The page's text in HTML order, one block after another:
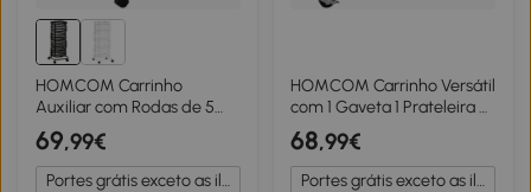
HOMCOM Carrinho
Auxiliar com Rodas de 5
Níveis com 4 Cestas de
Armazenamento Rotativas
a 270° 33x33x77 cm Preto
69,99€
Portes grátis exceto as ilhas
HOMCOM Carrinho Versátil
com 1 Gaveta 1 Prateleira 4
Rodas Carrinho de Cozinha
Preto
68,99€
Portes grátis exceto as ilhas